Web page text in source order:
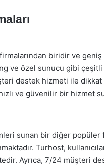
biridir ve
ve özel sunucu gibi
destek hizmeti ile dikkat
ve güvenilir bir hizmet
sunan bir diğer popüler
Turhost,
Ayrıca, 7/24 müşteri